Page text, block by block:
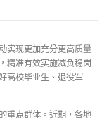
实现更加充分更高质量
精准有效实施减负稳岗
高校毕业生、退役军
重点群体。近期，各地